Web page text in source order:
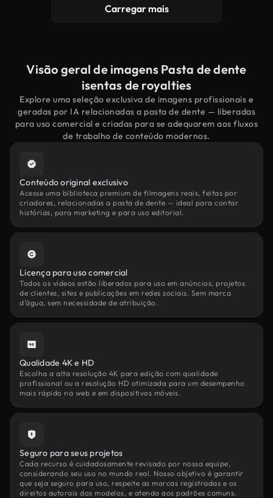
Carregar mais
Visão geral de imagens Pasta de dente
isentas de royalties
Explore uma seleção exclusiva de imagens profissionais e
geradas por IA relacionadas a pasta de dente — liberadas
para uso comercial e criadas para se adequarem aos fluxos
de trabalho de conteúdo modernos.
Conteúdo original exclusivo
Acesse uma biblioteca premium de filmagens reais, feitas por
criadores, relacionadas a pasta de dente — ideal para contar
histórias, para marketing e para uso editorial.
Licença para uso comercial
Todos os vídeos estão liberados para uso em anúncios, projetos
de clientes, sites e publicações em redes sociais. Sem marca
d'água, sem necessidade de atribuição.
Qualidade 4K e HD
Escolha a alta resolução 4K para edição com qualidade
profissional ou a resolução HD otimizada para um desempenho
mais rápido na web e em dispositivos móveis.
Seguro para seus projetos
Cada recurso é cuidadosamente revisado por nossa equipe,
considerando seu uso no mundo real. Nosso objetivo é garantir
que seja seguro para uso, respeite as marcas registradas e os
direitos autorais dos modelos, e atenda aos padrões comuns.